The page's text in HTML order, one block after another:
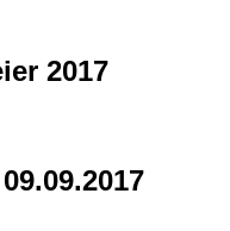
2017